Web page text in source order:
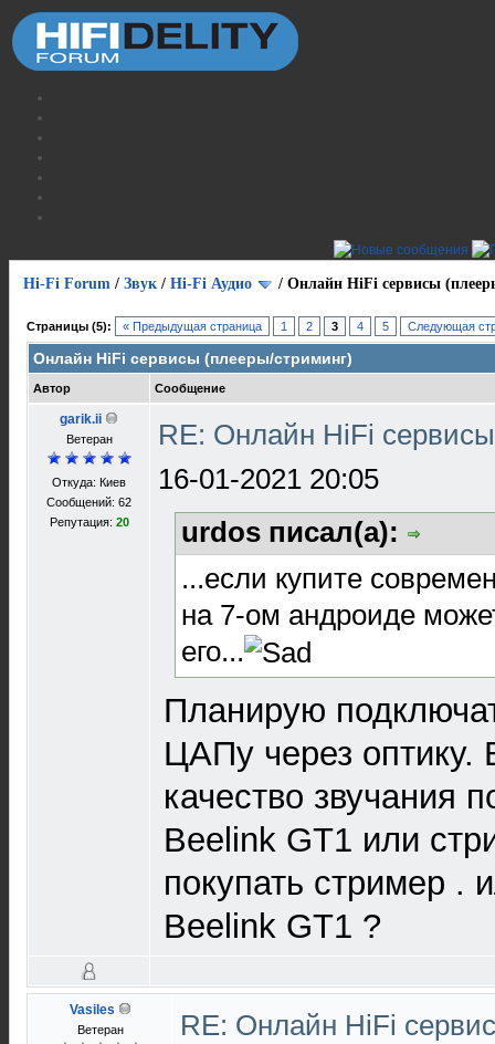
Hi-Fi Forum / Звук / Hi-Fi Аудио / Онлайн HiFi сервисы
Страницы (5): « Предыдущая страница 1 2 3 4 5 Следующая
Онлайн HiFi сервисы (плееры/стриминг)
Автор Сообщение
garik.ii
Ветеран
Откуда: Киев
Сообщений: 62
Репутация: 20
RE: Онлайн HiFi
16-01-2021 20:05
urdos писал(а):
...если купите
на 7-ом андроиде
его...
Планирую
ЦАПу через оптику.
качество звучания
Beelink GT1 или
покупать стример .
Beelink GT1 ?
Vasiles
Ветеран
RE: Онлайн HiFi